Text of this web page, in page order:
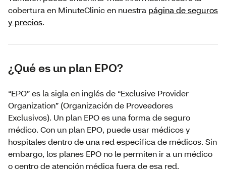
cobertura en MinuteClinic en nuestra página de seguros
y precios.
¿Qué es un plan EPO?
“EPO” es la sigla en inglés de “Exclusive Provider
Organization” (Organización de Proveedores
Exclusivos). Un plan EPO es una forma de seguro
médico. Con un plan EPO, puede usar médicos y
hospitales dentro de una red específica de médicos. Sin
embargo, los planes EPO no le permiten ir a un médico
o centro de atención médica fuera de esa red.